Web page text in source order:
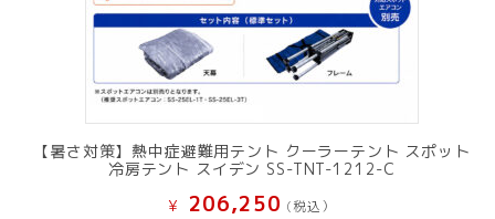
【暑さ対策】熱中症避難用テント クーラーテント スポット
冷房テント スイデン SS-TNT-1212-C
¥ 206,250 (税込）